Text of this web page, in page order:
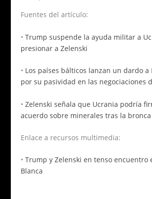
Fuentes del artículo:
•Trump suspende la ayuda militar a
presionar a Zelenski
• Los países bálticos lanzan un dardo a
por su pasividad en las negociaciones
•Zelenski señala que Ucrania podría
acuerdo sobre minerales tras la
Enlace a recursos multimedia:
•Trump y Zelenski en tenso encuentro
Blanca